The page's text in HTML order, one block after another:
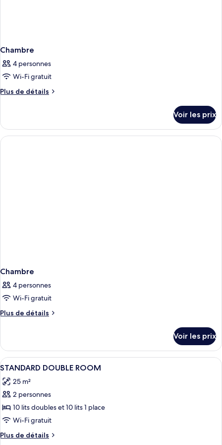
Chambre
4 personnes
Wi-Fi gratuit
Plus de détails
Plus
le
type
de
Voir les prix
Chambre
4 personnes
Wi-Fi gratuit
Plus de détails
Plus
le
type
de
Chambre
Voir les prix
Afficher
toutes
les
photos
pour
ce
type
de
Une chambre d’hôtel avec un lit,
2
STANDARD DOUBLE ROOM
25 m²
2 personnes
10 lits doubles et 10 lits 1 place
Wi-Fi gratuit
Plus de détails
Plus